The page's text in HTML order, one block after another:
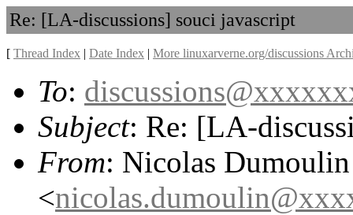
Re: [LA-discussions] souci javascript
[ Thread Index | Date Index | More linuxarverne.org/discussions
To:
Subject: Re: [LA-
From: Nicolas Dumoulin
<